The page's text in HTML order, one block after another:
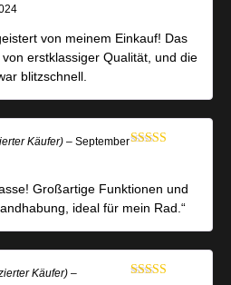
von meinem Einkauf! Das
von erstklassiger Qualität, und die
blitzschnell.
Käufer) – September
Großartige Funktionen und
ideal für mein Rad.“
Käufer) –